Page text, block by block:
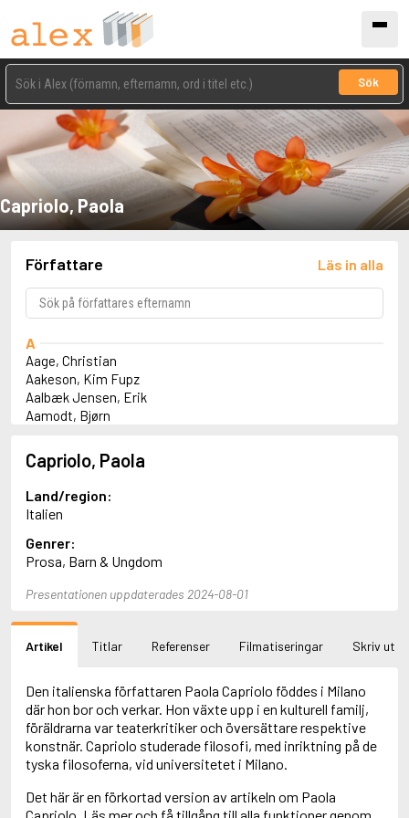
Sök
Capriolo, Paola
Författare Läs in alla
A
Aage, Christian
Aakeson, Kim Fupz
Aalbæk Jensen, Erik
Aamodt, Bjørn
Abbey, Kieran
Abbot, Anthony
Abbott, John
Abbott, Megan
Abdel-Fattah, Randa
Abdolah, Kader
Abé, Kobo
Abele, Inga
Aboulela, Leila
Abrahams, Peter (f. 1947)
Abrahamson, Emmy
Abse, Dannie
Abu-Jaber, Diana
Abulhawa, Susan
Achebe, Chinua
Capriolo, Paola
Land/region:
Italien
Genrer:
Prosa, Barn & Ungdom
Presentationen uppdaterades 2024-08-01
Artikel Titlar Referenser Filmatiseringar Skriv ut
Den italienska författaren Paola Capriolo föddes i Milano
där hon bor och verkar. Hon växte upp i en kulturell familj,
föräldrarna var teaterkritiker och översättare respektive
konstnär. Capriolo studerade filosofi, med inriktning på de
tyska filosoferna, vid universitetet i Milano.
Det här är en förkortad version av artikeln om Paola